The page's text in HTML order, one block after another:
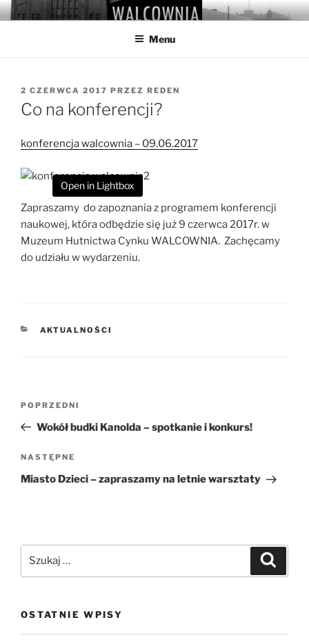
Przejdź
do
WALCOWNIA
Muzeum Hutnictwa Cynku
Menu
OPUBLIKOWANE
W
2 CZERWCA 2017 PRZEZ REDEN
Co na konferencji?
konferencja walcownia – 09.06.2017
Open in Lightbox
Zapraszamy do zapoznania z programem konferencji
naukowej, która odbędzie się już 9 czerwca 2017r. w
Muzeum Hutnictwa Cynku WALCOWNIA. Zachęcamy
do udziału w wydarzeniu.
KATEGORIE
AKTUALNOŚCI
Poprzedni
wpis
POPRZEDNI
Wokół budki Kanolda – spotkanie i konkurs!
Następny
wpis
NASTĘPNE
Miasto Dzieci – zapraszamy na letnie warsztaty
OSTATNIE WPISY